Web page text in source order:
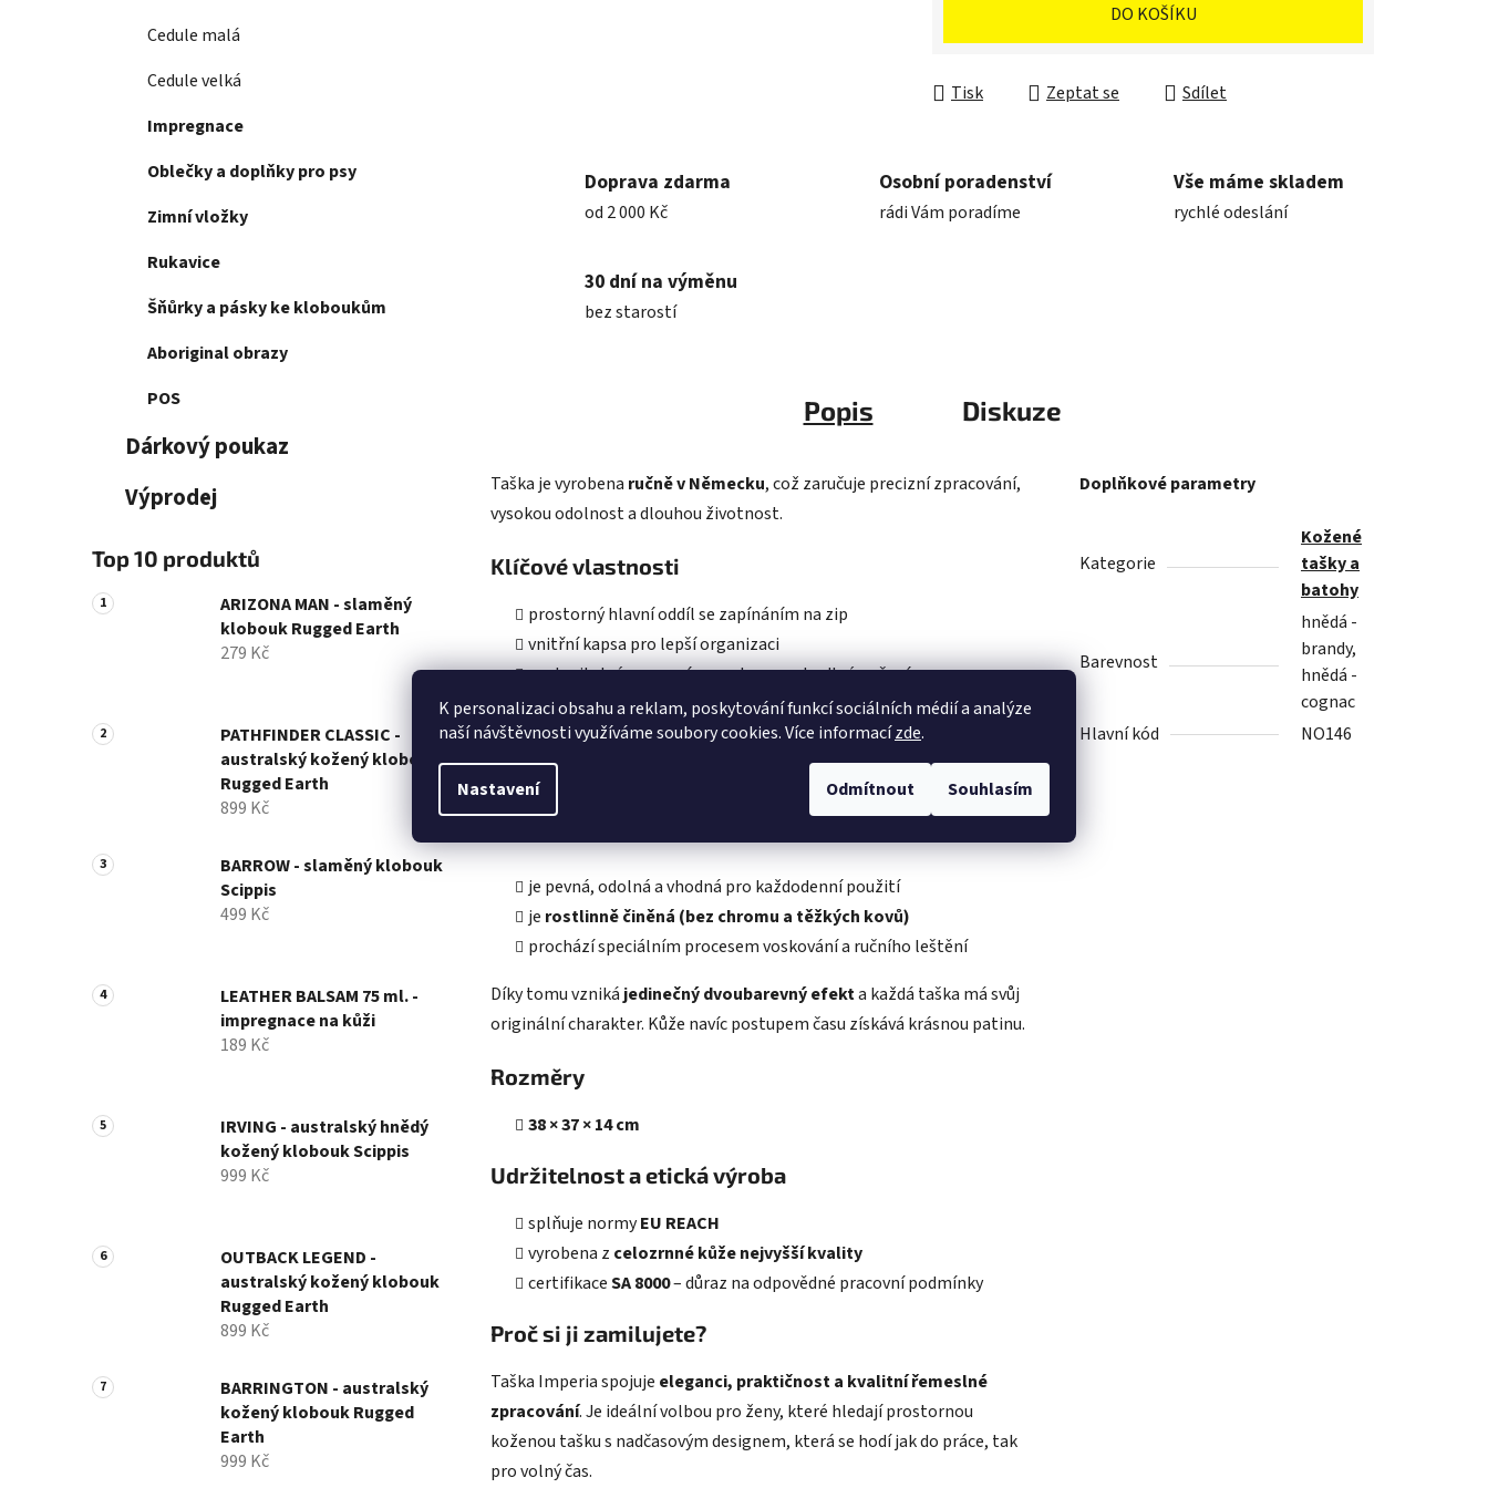
K personalizaci obsahu a reklam, poskytování funkcí sociálních médií a analýze
naší návštěvnosti využíváme soubory cookies. Více informacízde.
Nastavení Odmítnout Souhlasím
Cedule malá
Cedule velká
Impregnace
Oblečky a doplňky pro psy
Zimní vložky
Rukavice
Šňůrky a pásky ke kloboukům
Aboriginal obrazy
POS
Dárkový poukaz
Výprodej
Top 10 produktů
ARIZONA MAN - slaměný
klobouk Rugged Earth
279 Kč
PATHFINDER CLASSIC -
australský kožený klobouk
Rugged Earth
899 Kč
BARROW - slaměný klobouk
Scippis
499 Kč
LEATHER BALSAM 75 ml. -
impregnace na kůži
189 Kč
IRVING - australský hnědý
kožený klobouk Scippis
999 Kč
OUTBACK LEGEND -
australský kožený klobouk
Rugged Earth
899 Kč
BARRINGTON - australský
kožený klobouk Rugged
Earth
999 Kč
DO KOŠÍKU
Tisk Zeptat se Sdílet
Doprava zdarma
od 2 000 Kč
Osobní poradenství
rádi Vám poradíme
Vše máme skladem
rychlé odeslání
30 dní na výměnu
bez starostí
Popis Diskuze
Taška je vyrobena ručně v Německu, což zaručuje precizní zpracování,
vysokou odolnost a dlouhou životnost.
Klíčové vlastnosti
prostorný hlavní oddíl se zapínáním na zip
vnitřní kapsa pro lepší organizaci
nastavitelný ramenní popruh pro pohodlné nošení
voděodolná podšívka
kovové prvky v elegantní antické mosazi (bez niklu)
Prémiový materiál a unikátní vzhled
je pevná, odolná a vhodná pro každodenní použití
je rostlinně činěná (bez chromu a těžkých kovů)
prochází speciálním procesem voskování a ručního leštění
Díky tomu vzniká jedinečný dvoubarevný efekta každá taška má svůj
originální charakter. Kůže navíc postupem času získává krásnou patinu.
Rozměry
38 × 37 × 14 cm
Udržitelnost a etická výroba
splňuje normyEU REACH
vyrobena z celozrnné kůže nejvyšší kvality
certifikaceSA 8000– důraz na odpovědné pracovní podmínky
Proč si ji zamilujete?
Taška Imperia spojuje eleganci, praktičnost a kvalitní řemeslné
zpracování. Je ideální volbou pro ženy, které hledají prostornou
koženou tašku s nadčasovým designem, která se hodí jak do práce, tak
pro volný čas.
Doplňkové parametry
Kategorie
Kožené
tašky a
batohy
Barevnost
hnědá -
brandy,
hnědá -
cognac
Hlavní kód
NO146